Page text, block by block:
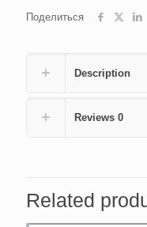
России
современных
условиях
quantity
Поделиться
Description
Reviews 0
Related